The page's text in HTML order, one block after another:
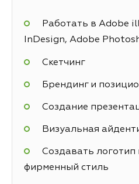
Работать в Adobe
InDesign, Adobe
Скетчинг
Брендинг и
Создание
Визуальная
Создавать
фирменный стиль